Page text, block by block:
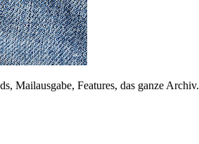
Mailausgabe, Features, das ganze Archiv.